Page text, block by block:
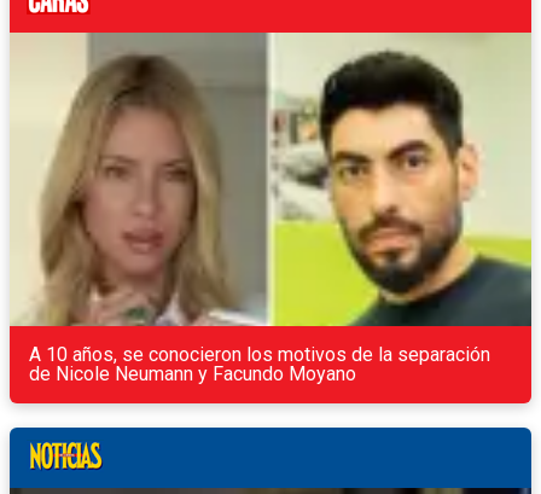
A 10 años, se conocieron los motivos de la separación
de Nicole Neumann y Facundo Moyano